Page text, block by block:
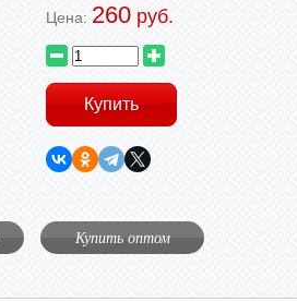
Цена: 260 руб.
Купить оптом